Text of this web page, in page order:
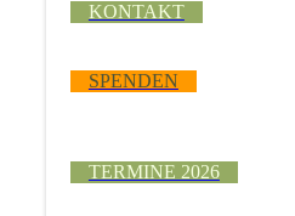
KONTAKT
SPENDEN
TERMINE 2026